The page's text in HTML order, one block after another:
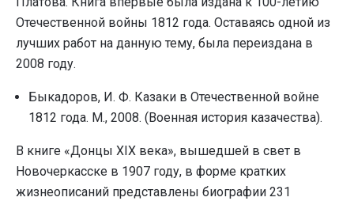
Отечественной войны 1812 года. Оставаясь одной из
лучших работ на данную тему, была переиздана в
2008 году.
Быкадоров, И. Ф. Казаки в Отечественной войне
1812 года. М., 2008. (Военная история казачества).
В книге «Донцы XIX века», вышедшей в свет в
Новочеркасске в 1907 году, в форме кратких
жизнеописаний представлены биографии 231